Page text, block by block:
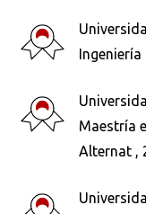
Ingeniería
Maestría
Alternat ,